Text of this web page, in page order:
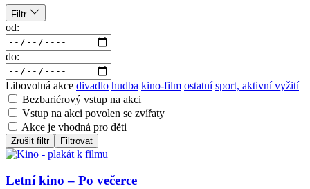
Filtr
od:
do:
Libovolná akce divadlo hudba kino-film ostatní sport, aktivní vyžití
Bezbariérový vstup na akci
Vstup na akci povolen se zvířaty
Akce je vhodná pro děti
Zrušit filtr Filtrovat
Letní kino – Po večerce